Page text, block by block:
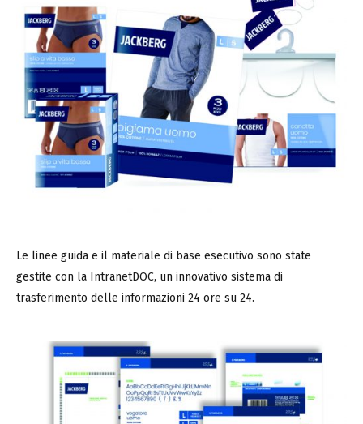
Le linee guida e il materiale di base esecutivo sono state
gestite con la IntranetDOC, un innovativo sistema di
trasferimento delle informazioni 24 ore su 24.